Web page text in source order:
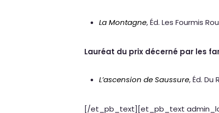
La Montagne, Éd. Les Fourmis
Lauréat du prix décerné par les
L’ascension de Saussure, Éd.
[/et_pb_text][et_pb_text